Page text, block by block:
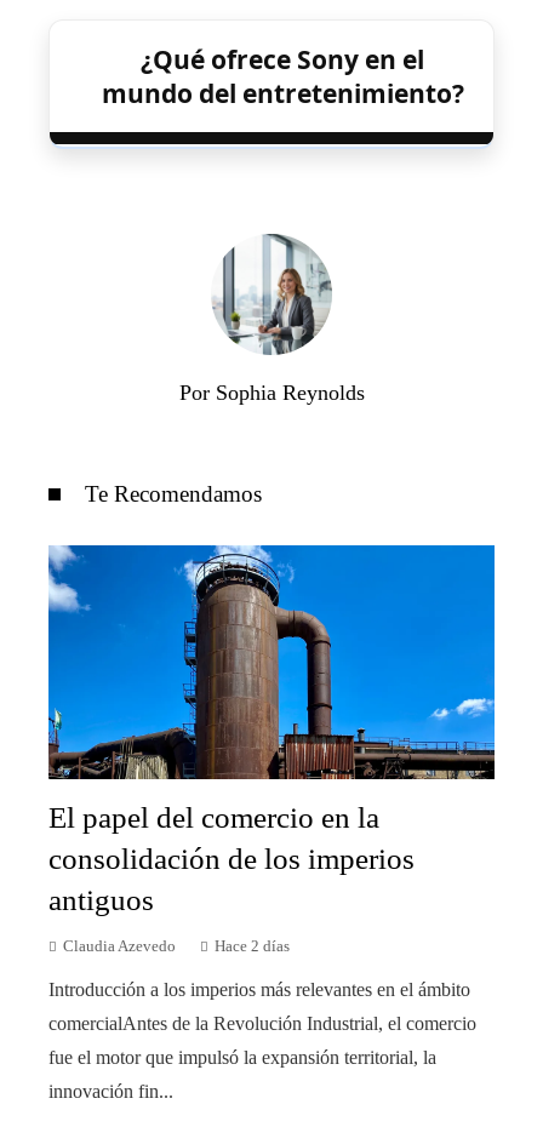
¿Qué ofrece Sony en el
mundo del entretenimiento?
Por Sophia Reynolds
Te Recomendamos
El papel del comercio en la
consolidación de los imperios
antiguos
Claudia Azevedo Hace 2 días
Introducción a los imperios más relevantes en el ámbito
comercialAntes de la Revolución Industrial, el comercio
fue el motor que impulsó la expansión territorial, la
innovación fin...